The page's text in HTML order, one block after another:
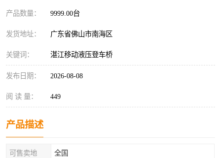
产品数量： 9999.00台
发货地址： 广东省佛山市南海区
关键词： 湛江移动液压登车桥
发布日期： 2026-08-08
阅 读 量： 449
产品描述
可售卖地 全国